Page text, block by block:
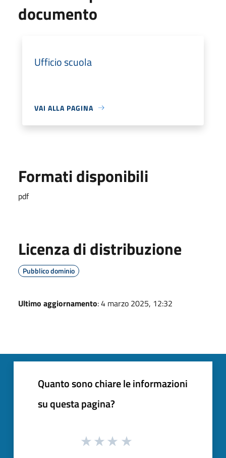
documento
Ufficio scuola
VAI ALLA PAGINA
Formati disponibili
pdf
Licenza di distribuzione
Pubblico dominio
Ultimo aggiornamento: 4 marzo 2025, 12:32
Quanto sono chiare le informazioni
su questa pagina?